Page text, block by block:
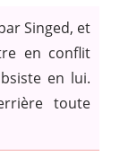
Singed, et
en conflit
en lui.
toute